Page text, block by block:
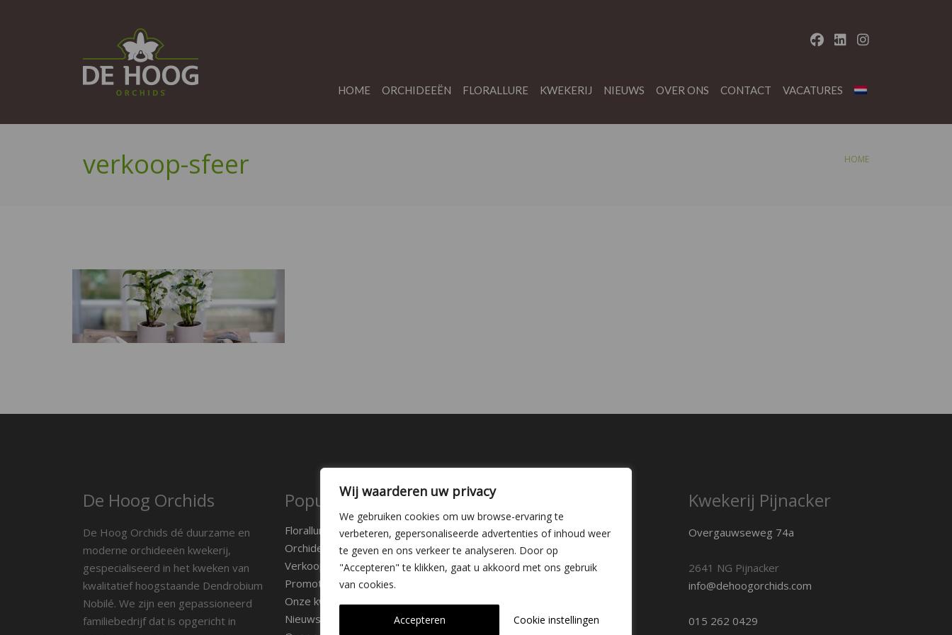
Wij waarderen uw privacy
We gebruiken cookies om uw browse-ervaring te
verbeteren, gepersonaliseerde advertenties of inhoud weer
te geven en ons verkeer te analyseren. Door op
"Accepteren" te klikken, gaat u akkoord met ons gebruik
van cookies.
Cookie instellingen
Accepteren
HOME ORCHIDEEËN FLORALLURE KWEKERIJ NIEUWS OVER ONS CONTACT VACATURES
verkoop-sfeer HOME
De Hoog Orchids
De Hoog Orchids dé duurzame en
moderne orchideeën kwekerij,
gespecialiseerd in het kweken van
kwalitatief hoogstaande Dendrobium
Nobilé. We zijn een gepassioneerd
familiebedrijf dat is opgericht in
Populaire pagina's
Florallure
Orchidee soorten
Verkooppunten
Promotiemateriaal
Onze kwekerij
Nieuws
Kwekerij Delfgauw
Vrederustlaan 10
2645 AW Delfgauw
015 262 0429
Kwekerij Pijnacker
Overgauwseweg 74a
2641 NG Pijnacker
info@dehoogorchids.com
015 262 0429